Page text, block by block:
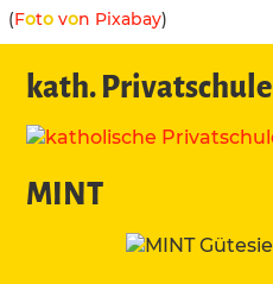
(Foto von Pixabay)
kath. Privatschule
MINT